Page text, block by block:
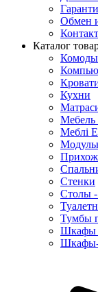
Обмен
Каталог
Комоды
Кухни
Мебель
Меблі
Стенки
Столы -
Тумбы
Шкафы